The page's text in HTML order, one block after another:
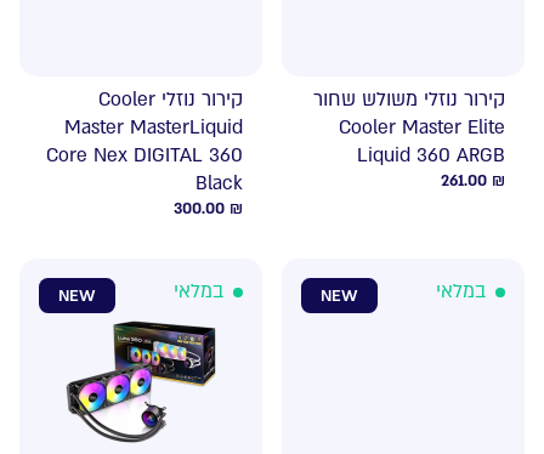
קירור נוזלי משולש שחור
Cooler Master Elite
Liquid 360 ARGB
261.00 ₪
קירור נוזלי Cooler
Master MasterLiquid
Core Nex DIGITAL 360
Black
300.00 ₪
NEW במלאי NEW במלאי